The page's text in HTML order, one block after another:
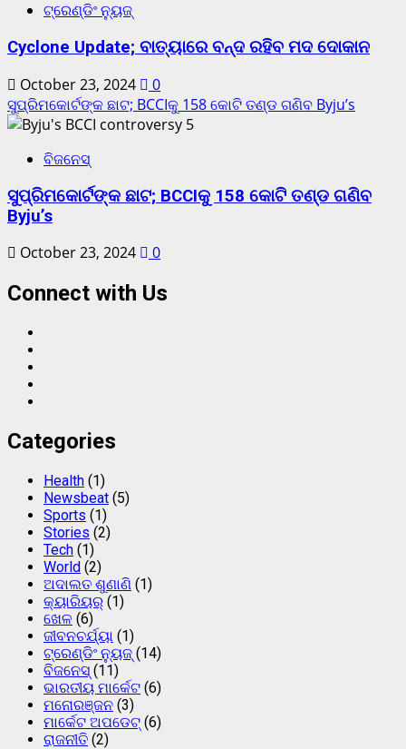
ଟ୍ରେଣ୍ଡିଂ ନ୍ୟୁଜ୍
Cyclone Update; ବାତ୍ୟାରେ ବନ୍ଦ ରହିବ ମଦ ଦୋକାନ
October 23, 2024
0
ସୁପ୍ରିମକୋର୍ଟଙ୍କ ଛାଟ; BCCIକୁ 158 କୋଟି ତଣ୍ଡ ଗଣିବ Byju’s
5
ବିଜନେସ୍
ସୁପ୍ରିମକୋର୍ଟଙ୍କ ଛାଟ; BCCIକୁ 158 କୋଟି ତଣ୍ଡ ଗଣିବ
Byju’s
October 23, 2024
0
Connect with Us
Categories
Health (1)
Newsbeat (5)
Sports (1)
Stories (2)
Tech (1)
World (2)
ଅଦାଲତ ଶୁଣାଣି (1)
କ୍ୟାରିୟର୍ (1)
ଖେଳ (6)
ଜୀବନଚର୍ଯ୍ୟା (1)
ଟ୍ରେଣ୍ଡିଂ ନ୍ୟୁଜ୍ (14)
ବିଜନେସ୍ (11)
ଭାରତୀୟ ମାର୍କେଟ (6)
ମନୋରଞ୍ଜନ (3)
ମାର୍କେଟ ଅପଡେଟ୍ (6)
ରାଜନୀତି (2)